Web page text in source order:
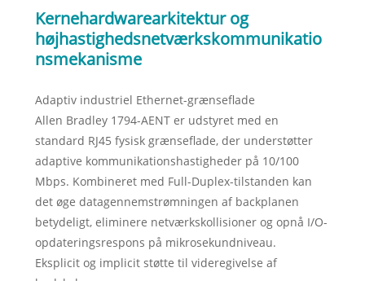
Kernehardwarearkitektur og
højhastighedsnetværkskommunikatio
nsmekanisme
Adaptiv industriel Ethernet-grænseflade
Allen Bradley 1794-AENT er udstyret med en
standard RJ45 fysisk grænseflade, der understøtter
adaptive kommunikationshastigheder på 10/100
Mbps. Kombineret med Full-Duplex-tilstanden kan
det øge datagennemstrømningen af ​​backplanen
betydeligt, eliminere netværkskollisioner og opnå I/O-
opdateringsrespons på mikrosekundniveau.
Eksplicit og implicit støtte til videregivelse af